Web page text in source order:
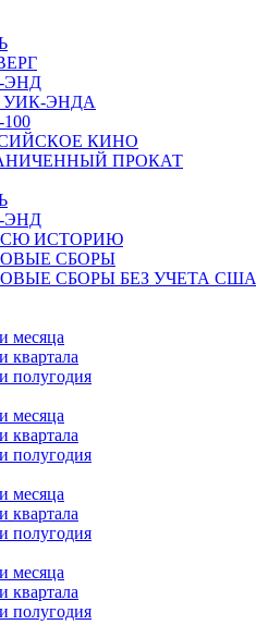
ЭНД
УИК-ЭНДА
КИНО
ПРОКАТ
ЭНД
ИСТОРИЮ
СБОРЫ
СБОРЫ БЕЗ УЧЕТА США
месяца
квартала
полугодия
месяца
квартала
полугодия
месяца
квартала
полугодия
месяца
квартала
полугодия